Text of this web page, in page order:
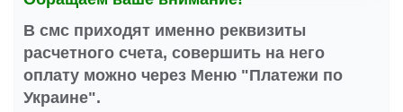
В смс приходят именно реквизиты
расчетного счета, совершить на него
оплату можно через Меню "Платежи по
Украине".